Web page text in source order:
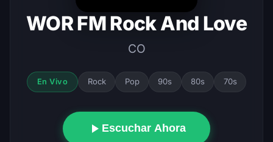
WOR FM Rock And Love
CO
En Vivo Rock Pop 90s 80s 70s
Escuchar Ahora